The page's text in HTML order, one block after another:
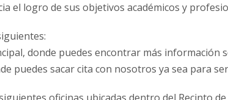
el logro de sus objetivos académicos y
donde puedes encontrar más información
puedes sacar cita con nosotros ya sea para